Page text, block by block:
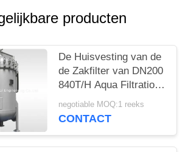
producten
De Huisvesting van de
de Zakfilter van DN200
840T/H Aqua Filtration
SS316
negotiable MOQ:1 reeks
CONTACT